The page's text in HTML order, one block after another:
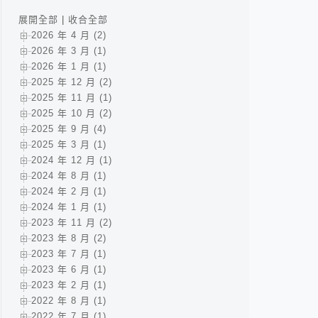
展開全部
收合全部
2026 年 4 月 (2)
2026 年 3 月 (1)
2026 年 1 月 (1)
2025 年 12 月 (2)
2025 年 11 月 (1)
2025 年 10 月 (2)
2025 年 9 月 (4)
2025 年 3 月 (1)
2024 年 12 月 (1)
2024 年 8 月 (1)
2024 年 2 月 (1)
2024 年 1 月 (1)
2023 年 11 月 (2)
2023 年 8 月 (2)
2023 年 7 月 (1)
2023 年 6 月 (1)
2023 年 2 月 (1)
2022 年 8 月 (1)